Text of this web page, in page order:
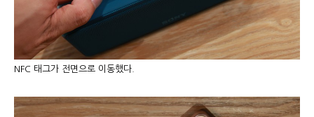
NFC 태그가 전면으로 이동했다.